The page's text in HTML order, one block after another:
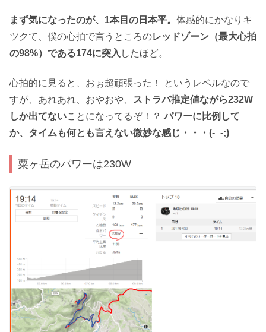
まず気になったのが、1本目の日本平。 体感的にかなりキ
ツクて、僕の心拍で言うところのレッドゾーン（最大心拍
の98%）である174に突入 したほど。
心拍的に見ると、おぉ超頑張った！ というレベルなので
すが、あれあれ、おやおや、
ストラバ推定値ながら232W
しか出てないことになってるぞ！？ パワーに比例して
か、タイムも何とも言えない微妙な感じ・・・(-_-;)
粟ヶ岳のパワーは230W